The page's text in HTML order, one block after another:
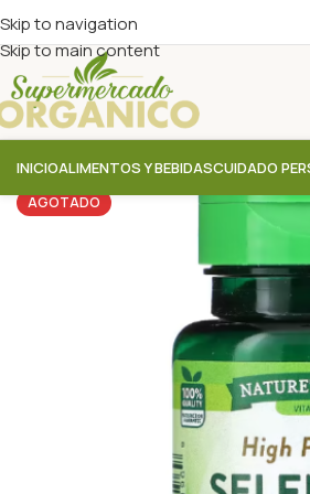
Skip to navigation
Skip to main content
INICIOALIMENTOS Y BEBIDASCUIDADO
AGOTADO